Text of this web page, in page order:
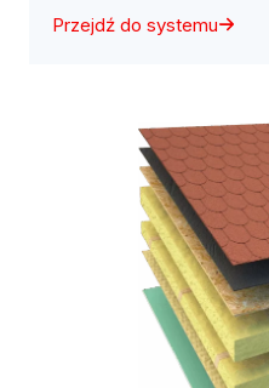
Przejdź do systemu